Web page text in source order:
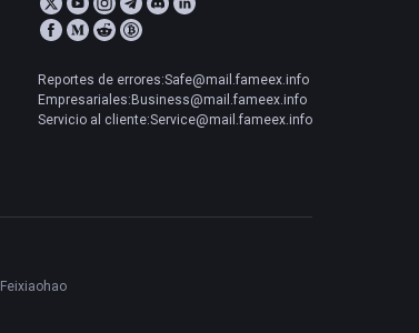
Reportes de errores:Safe@mail.fameex.info
Empresariales:Business@mail.fameex.info
Servicio al cliente:Service@mail.fameex.info
Feixiaohao